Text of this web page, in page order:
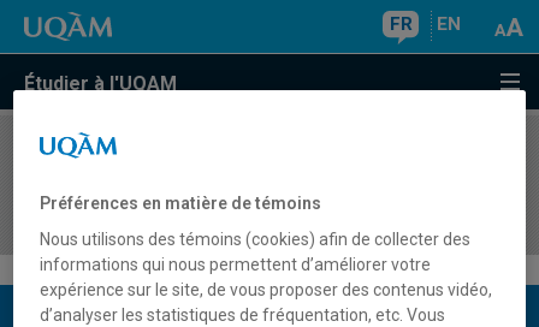
FR EN
Étudier à l'UQAM
COURS//
dramatique
Description du cours
Préférences en matière de témoins
Nous utilisons des témoins (cookies) afin de collecter des
informations qui nous permettent d’améliorer votre
expérience sur le site, de vous proposer des contenus vidéo,
d’analyser les statistiques de fréquentation, etc. Vous